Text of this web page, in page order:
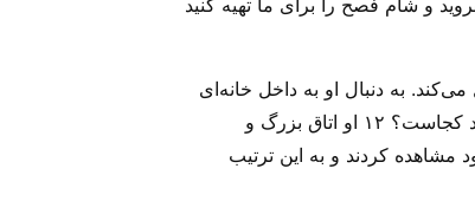
دستور روانه کرد: «بروید و شام فصح را برای ما تهیه کنید
به دنبال او به داخل خانه‌ای
که او می‌رود بروید‌. ۱۱ و به صاحب آن خانه بگویید استاد می‌گوید آن اتاقی که من با شاگردانم فصح را در آنجا خواهم خورد کجاست؟ ۱۲ او اتاق بزرگ و
را آن طور که او فرموده بود مشاهده کردند و به این ترتیب